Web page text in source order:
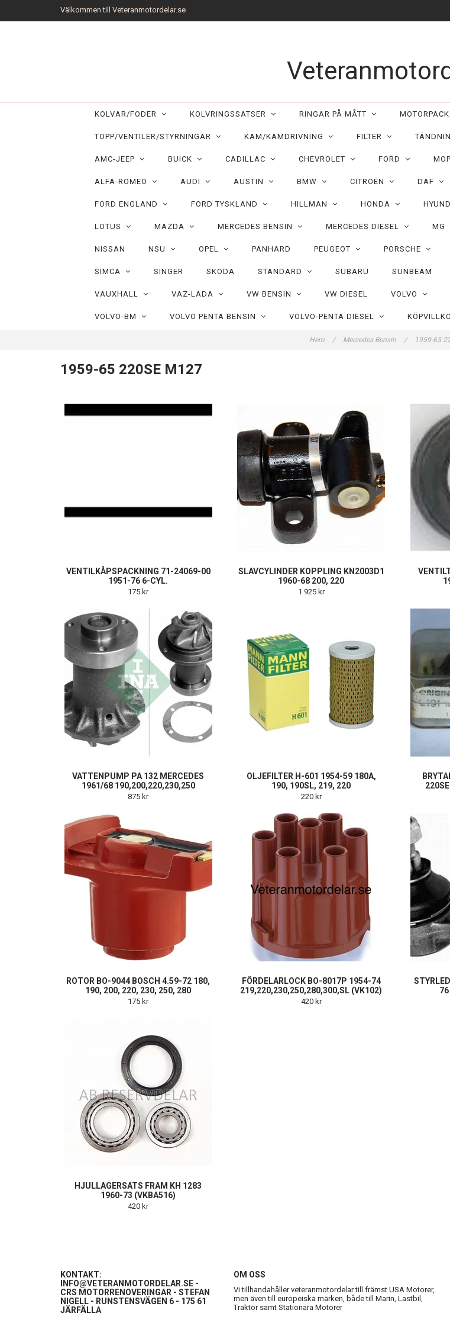
Välkommen till Veteranmotordelar.se
KOLVAR/FODER KOLVRINGSSATSER RINGAR PÅ MÅTT
TOPP/VENTILER/STYRNINGAR KAM/KAMDRIVNING FILTER
AMC-JEEP BUICK CADILLAC CHEVROLET FORD
ALFA-ROMEO AUDI AUSTIN BMW CITROËN DAF
FORD ENGLAND FORD TYSKLAND HILLMAN HONDA
LOTUS MAZDA MERCEDES BENSIN MERCEDES DIESEL MG
NISSAN NSU OPEL PANHARD PEUGEOT PORSCHE
SIMCA SINGER SKODA STANDARD SUBARU SUNBEAM
VAUXHALL VAZ-LADA VW BENSIN VW DIESEL VOLVO
VOLVO-BM VOLVO PENTA BENSIN VOLVO-PENTA DIESEL
Hem / Mercedes Bensin / 1959-65
1959-65 220SE M127
VENTILKÅPSPACKNING 71-24069-00
1951-76 6-CYL.
175 kr
SLAVCYLINDER KOPPLING KN2003D1
1960-68 200, 220
1 925 kr
VATTENPUMP PA 132 MERCEDES
1961/68 190,200,220,230,250
875 kr
OLJEFILTER H-601 1954-59 180A,
190, 190SL, 219, 220
220 kr
ROTOR BO-9044 BOSCH 4.59-72 180,
190, 200, 220, 230, 250, 280
175 kr
FÖRDELARLOCK BO-8017P 1954-74
219,220,230,250,280,300,SL (VK102)
420 kr
HJULLAGERSATS FRAM KH 1283
1960-73 (VKBA516)
420 kr
KONTAKT:
INFO@VETERANMOTORDELAR.SE -
CRS MOTORRENOVERINGAR - STEFAN
NIGELL - RUNSTENSVÄGEN 6 - 175 61
JÄRFÄLLA
OM OSS
Vi tillhandahåller veteranmotordelar till främst USA Motorer,
men även till europeiska märken, både till Marin, Lastbil,
Traktor samt Stationära Motorer